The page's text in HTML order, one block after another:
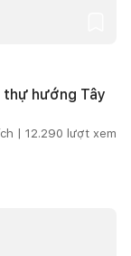
hướng Tây
| 12.290 lượt xem